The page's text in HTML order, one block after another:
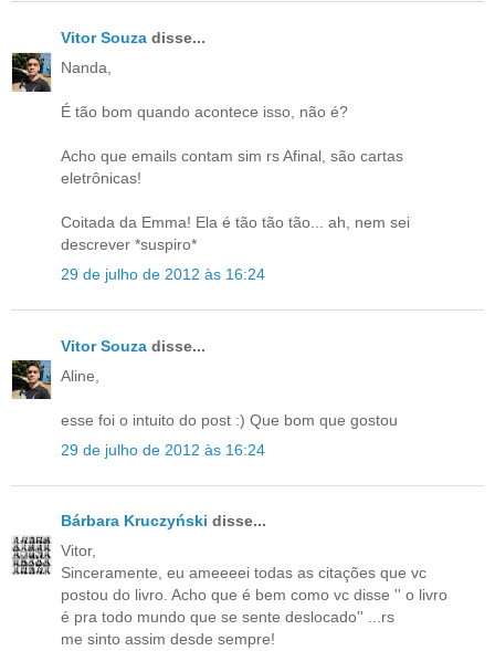
Vitor Souza disse...
Nanda,
É tão bom quando acontece isso, não é?
Acho que emails contam sim rs Afinal, são cartas
eletrônicas!
Coitada da Emma! Ela é tão tão tão... ah, nem sei
descrever *suspiro*
29 de julho de 2012 às 16:24
Vitor Souza disse...
Aline,
esse foi o intuito do post :) Que bom que gostou
29 de julho de 2012 às 16:24
Bárbara Kruczyński disse...
Vitor,
Sinceramente, eu ameeeei todas as citações que vc
postou do livro. Acho que é bem como vc disse '' o livro
é pra todo mundo que se sente deslocado'' ...rs
me sinto assim desde sempre!